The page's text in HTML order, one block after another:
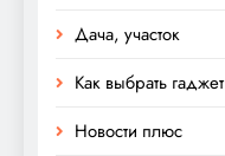
Дача, участок
Как выбрать гаджет
Новости плюс